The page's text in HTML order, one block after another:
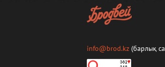
info@brod.kz (барлық